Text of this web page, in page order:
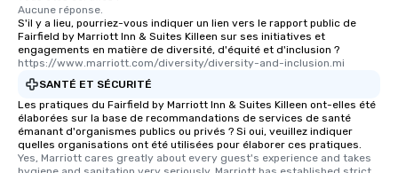
Aucune réponse.
S'il y a lieu, pourriez-vous indiquer un lien vers le rapport public de
Fairfield by Marriott Inn & Suites Killeen sur ses initiatives et
engagements en matière de diversité, d'équité et d'inclusion ?
https://www.marriott.com/diversity/diversity-and-inclusion.mi
SANTÉ ET SÉCURITÉ
Les pratiques du Fairfield by Marriott Inn & Suites Killeen ont-elles été
élaborées sur la base de recommandations de services de santé
émanant d'organismes publics ou privés ? Si oui, veuillez indiquer
quelles organisations ont été utilisées pour élaborer ces pratiques.
Yes, Marriott cares greatly about every guest's experience and takes